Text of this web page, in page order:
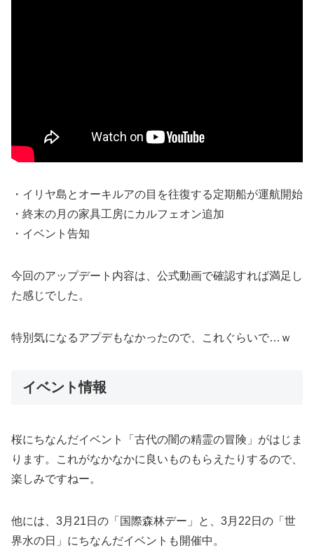
・イリヤ島とオーキルアの目を往復する定期船が運航開始
・終末の月の家具工房にカルフェオン追加
・イベント告知
今回のアップデート内容は、公式動画で確認すれば満足し
た感じでした。
特別気になるアプデもなかったので、これぐらいで…ｗ
イベント情報
桜にちなんだイベント「古代の闇の精霊の冒険」がはじま
ります。これがなかなかに良いものもらえたりするので、
楽しみですねー。
他には、3月21日の「国際森林デー」と、3月22日の「世
界水の日」にちなんだイベントも開催中。